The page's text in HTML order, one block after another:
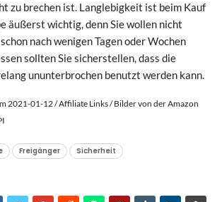
zu brechen ist. Langlebigkeit ist beim Kauf
äußerst wichtig, denn Sie wollen nicht
nach wenigen Tagen oder Wochen
sollten Sie sicherstellen, dass die
ununterbrochen benutzt werden kann.
2021-01-12 / Affiliate Links / Bilder von der Amazon
Freigänger Sicherheit